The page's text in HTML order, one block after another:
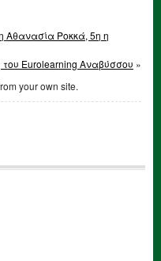
Αθανασία Ροκκά, 5η η
Eurolearning Αναβύσσου »
your own site.